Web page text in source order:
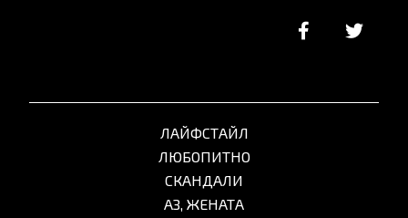
ЛАЙФСТАЙЛ
ЛЮБОПИТНО
СКАНДАЛИ
АЗ, ЖЕНАТА